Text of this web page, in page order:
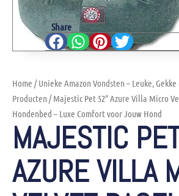
Home /Unieke Amazon Vondsten – Leuke,
Producten / Majestic Pet 52″ Azure Villa Micro
Hondenbed – Luxe Comfort voor Jouw Hond
MAJESTIC
AZURE VILLA
Share